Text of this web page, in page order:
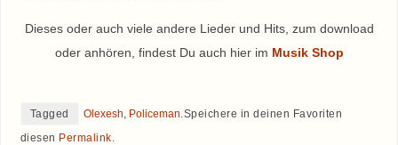
Dieses oder auch viele andere Lieder und Hits, zum download
oder anhören, findest Du auch hier im Musik Shop
Tagged Olexesh Policeman Speichere in deinen Favoriten
diesen Permalink